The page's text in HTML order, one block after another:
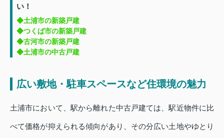
い！
◆土浦市の新築戸建
◆つくば市の新築戸建
◆古河市の新築戸建
◆土浦市の中古戸建
広い敷地・駐車スペースなど住環境の魅力
土浦市において、駅から離れた中古戸建ては、駅近物件に比
べて価格が抑えられる傾向があり、その分広い土地やゆとり